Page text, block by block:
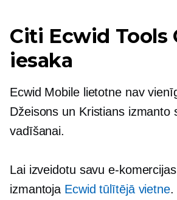
Citi Ecwid Tools
iesaka
Ecwid Mobile lietotne nav
Džeisons un Kristians izmanto
vadīšanai.
Lai izveidotu savu e-
izmantoja Ecwid tūlītējā vietne.